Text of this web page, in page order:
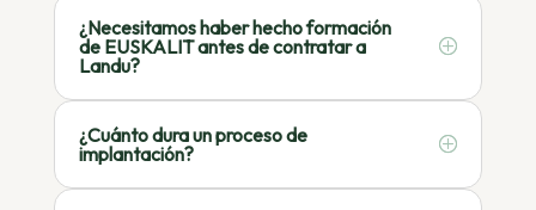
¿Necesitamos haber hecho formación
de EUSKALIT antes de contratar a
Landu?
¿Cuánto dura un proceso de
implantación?